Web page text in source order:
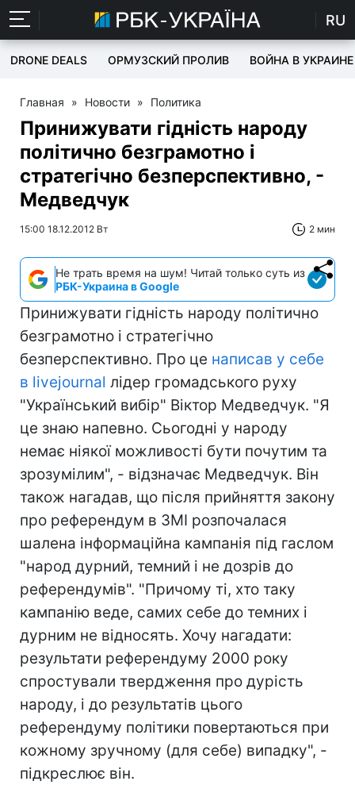
RU
DRONE DEALS ОРМУЗСКИЙ ПРОЛИВ ВОЙНА В УКРАИНЕ
Главная » Новости » Политика
Принижувати гідність народу
політично безграмотно і
стратегічно безперспективно, -
Медведчук
15:00 18.12.2012 Вт 2 мин
Не трать время на шум! Читай только суть из
РБК-Украина в Google
Принижувати гідність народу політично
безграмотно і стратегічно
безперспективно. Про це написав у себе
в livejournal лідер громадського руху
"Український вибір" Віктор Медведчук. "Я
це знаю напевно. Сьогодні у народу
немає ніякої можливості бути почутим та
зрозумілим", - відзначає Медведчук. Він
також нагадав, що після прийняття закону
про референдум в ЗМІ розпочалася
шалена інформаційна кампанія під гаслом
"народ дурний, темний і не дозрів до
референдумів". "Причому ті, хто таку
кампанію веде, самих себе до темних і
дурним не відносять. Хочу нагадати:
результати референдуму 2000 року
спростували твердження про дурість
народу, і до результатів цього
референдуму політики повертаються при
кожному зручному (для себе) випадку", -
підкреслює він.